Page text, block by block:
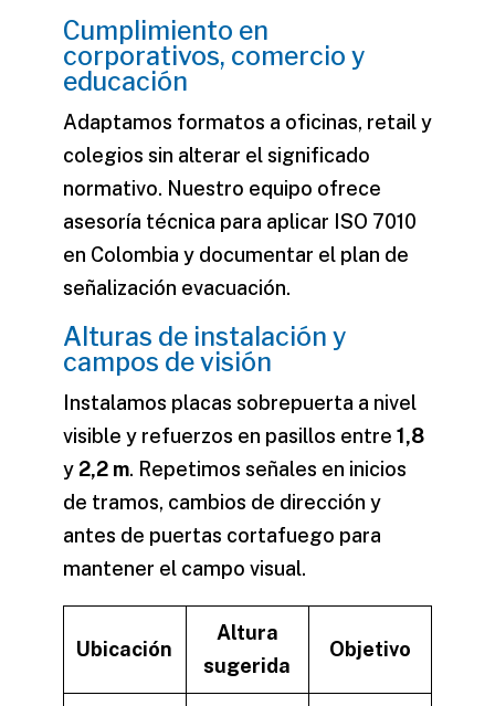
Cumplimiento en
corporativos, comercio y
educación
Adaptamos formatos a oficinas, retail y
colegios sin alterar el significado
normativo. Nuestro equipo ofrece
asesoría técnica para aplicar ISO 7010
en Colombia y documentar el plan de
señalización evacuación.
Alturas de instalación y
campos de visión
Instalamos placas sobrepuerta a nivel
visible y refuerzos en pasillos entre 1,8
y 2,2 m. Repetimos señales en inicios
de tramos, cambios de dirección y
antes de puertas cortafuego para
mantener el campo visual.
Ubicación
Altura
sugerida
Objetivo